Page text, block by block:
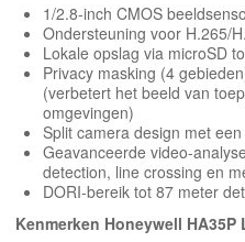
1/2.8-inch CMOS
Ondersteuning voor H.265/
Lokale opslag via microSD
Privacy masking (4
(verbetert het beeld van
omgevingen)
Split camera design met
Geavanceerde video-
detection, line crossing en
DORI-bereik tot 87 meter
Kenmerken Honeywell